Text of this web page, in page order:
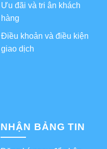
Ưu đãi và tri ân khách
hàng
Điều khoản và điều kiện
giao dịch
NHẬN BẢNG TIN